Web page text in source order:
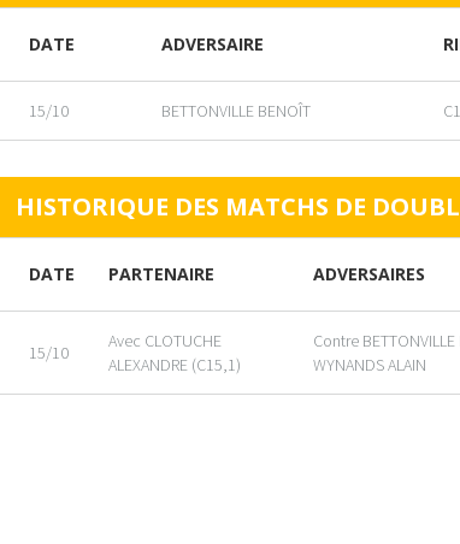
DATE ADVERSAIRE
15/10 BETTONVILLE BENOÎT
HISTORIQUE DES MATCHS DE
DATE PARTENAIRE ADVERSAIRES
15/10
Avec CLOTUCHE
ALEXANDRE (C15,1)
Contre BETTONVILLE
WYNANDS ALAIN